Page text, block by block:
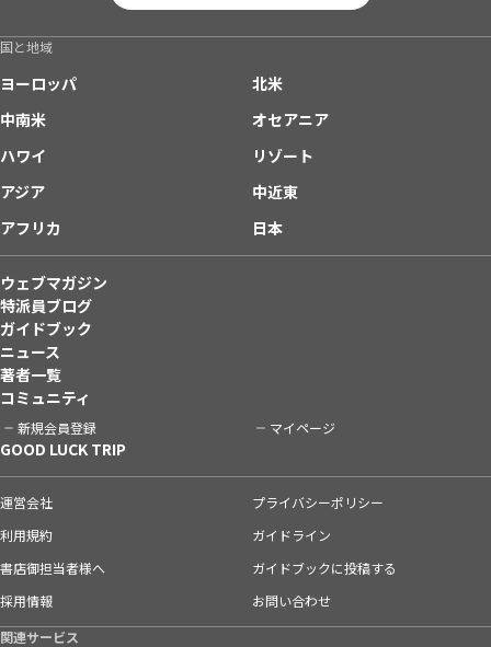
国と地域
ヨーロッパ
北米
中南米
オセアニア
ハワイ
リゾート
アジア
中近東
アフリカ
日本
ウェブマガジン
特派員ブログ
ガイドブック
ニュース
著者一覧
コミュニティ
新規会員登録 マイページ
GOOD LUCK TRIP
運営会社
プライバシーポリシー
利用規約
ガイドライン
書店御担当者様へ
ガイドブックに投稿する
採用情報
お問い合わせ
関連サービス